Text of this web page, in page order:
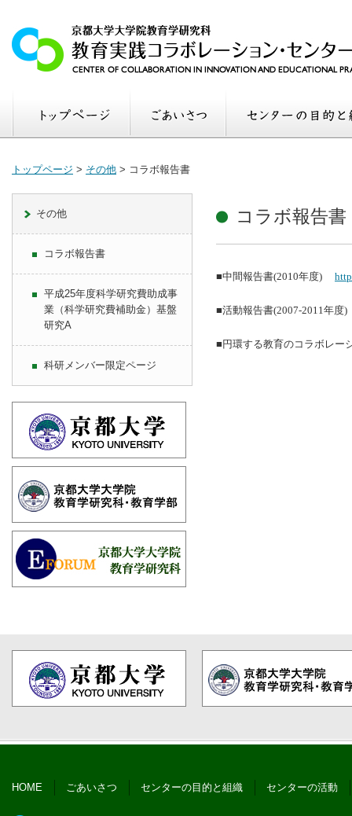
トップページ > その他 > コラボ報告書
コラボ報告書
■中間報告書(2010年度)
■活動報告書(2007-2011年度)
■円環する教育のコラボレ
その他
コラボ報告書
平成25年度科学研究費助成事
業（科学研究費補助金）基盤
研究A
科研メンバー限定ページ
HOME ごあいさつ センターの目的と組織 センターの活動